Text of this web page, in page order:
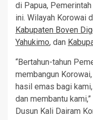
di Papua,
ini. Wilayah Korowai
Kabupaten Boven
Yahukimo, dan
“Bertahun-tahun
membangun
hasil emas bagi
dan membantu
Dusun Kali Dairam